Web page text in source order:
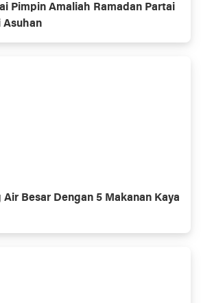
Pimpin Amaliah Ramadan Partai
Asuhan
Besar Dengan 5 Makanan Kaya